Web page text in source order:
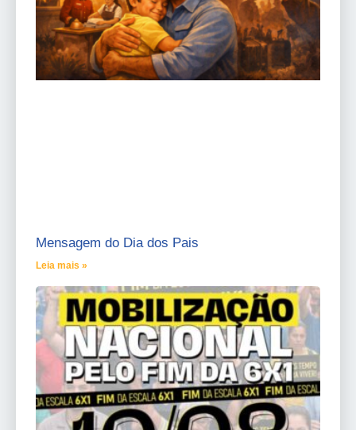
Mensagem do Dia dos Pais
Leia mais »